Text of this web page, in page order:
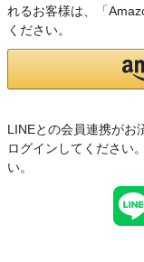
れるお客様は、「
ください。
LINEとの会員連携がお
ログインしてください
い。